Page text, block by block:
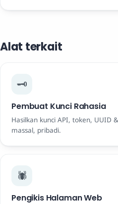
Alat terkait
🗝️
Pembuat Kunci Rahasia
Hasilkan kunci API, token, UUID
massal, pribadi.
🕷️
Pengikis Halaman Web